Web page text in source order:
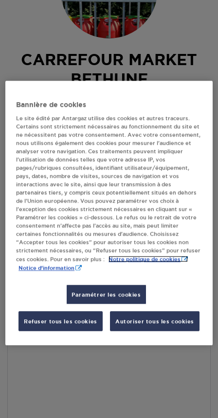
CARREFOUR MARKET
BETHUNE
RUE FERNAND BAR
Revendeur de bouteilles de gaz
S'Y RENDRE
AFFICHER LE TÉLÉPHONE
RECEVOIR LES COORDONNÉES DU REVENDEUR
En cliquant sur « S’y rendre », j’autorise le traitement
d’informations (dont mon adresse IP) et leur transfert hors UE
par Google Maps afin d’afficher la carte.
En savoir plus
Accès
Bannière de cookies
Le site édité par Antargaz utilise des cookies et autres traceurs.
Certains sont strictement nécessaires au fonctionnement du site et
ne nécessitent pas votre consentement. Avec votre consentement,
nous utilisons également des cookies pour mesurer l’audience et
analyser votre navigation. Ces traitements peuvent impliquer
l’utilisation de données telles que votre adresse IP, vos
pages/rubriques consultées, identifiant utilisateur/équipement,
pays, dates, nombre de visites, sources de navigation et vos
interactions avec le site, ainsi que leur transmission à des
partenaires tiers, y compris ceux potentiellement situés en dehors
de l’Union européenne. Vous pouvez paramétrer vos choix à
l’exception des cookies strictement nécessaires en cliquant sur «
Paramétrer les cookies » ci-dessous. Le refus ou le retrait de votre
consentement n’affecte pas l’accès au site, mais peut limiter
certaines fonctionnalités ou mesures d’audience. Choisissez
“Accepter tous les cookies” pour autoriser tous les cookies non
strictement nécessaires, ou “Refuser tous les cookies” pour refuser
ces cookies. Pour en savoir plus :
Notre politique de cookies
Notice d'information
Paramétrer les cookies
Refuser tous les cookies Autoriser tous les cookies